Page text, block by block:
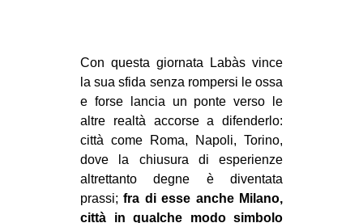
Con questa giornata Labàs vince
la sua sfida senza rompersi le ossa
e forse lancia un ponte verso le
altre realtà accorse a difenderlo:
città come Roma, Napoli, Torino,
dove la chiusura di esperienze
altrettanto degne è diventata
prassi;fra di esse anche Milano,
città in qualche modo simbolo